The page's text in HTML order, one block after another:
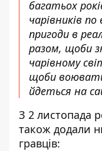
багатьох
чарівників
пригоди в
разом, щоби з
чарівному
щоби в
йдеться на
З 2 листопада
також додали
гравців: